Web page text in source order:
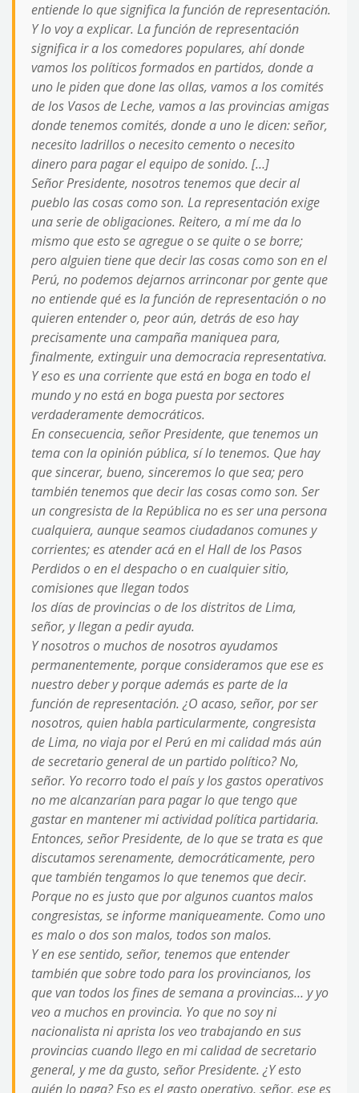
entiende lo que significa la función de representación.
Y lo voy a explicar. La función de representación
significa ir a los comedores populares, ahí donde
vamos los políticos formados en partidos, donde a
uno le piden que done las ollas, vamos a los comités
de los Vasos de Leche, vamos a las provincias amigas
donde tenemos comités, donde a uno le dicen: señor,
necesito ladrillos o necesito cemento o necesito
dinero para pagar el equipo de sonido. […]
Señor Presidente, nosotros tenemos que decir al
pueblo las cosas como son. La representación exige
una serie de obligaciones. Reitero, a mí me da lo
mismo que esto se agregue o se quite o se borre;
pero alguien tiene que decir las cosas como son en el
Perú, no podemos dejarnos arrinconar por gente que
no entiende qué es la función de representación o no
quieren entender o, peor aún, detrás de eso hay
precisamente una campaña maniquea para,
finalmente, extinguir una democracia representativa.
Y eso es una corriente que está en boga en todo el
mundo y no está en boga puesta por sectores
verdaderamente democráticos.
En consecuencia, señor Presidente, que tenemos un
tema con la opinión pública, sí lo tenemos. Que hay
que sincerar, bueno, sinceremos lo que sea; pero
también tenemos que decir las cosas como son. Ser
un congresista de la República no es ser una persona
cualquiera, aunque seamos ciudadanos comunes y
corrientes; es atender acá en el Hall de los Pasos
Perdidos o en el despacho o en cualquier sitio,
comisiones que llegan todos
los días de provincias o de los distritos de Lima,
señor, y llegan a pedir ayuda.
Y nosotros o muchos de nosotros ayudamos
permanentemente, porque consideramos que ese es
nuestro deber y porque además es parte de la
función de representación. ¿O acaso, señor, por ser
nosotros, quien habla particularmente, congresista
de Lima, no viaja por el Perú en mi calidad más aún
de secretario general de un partido político? No,
señor. Yo recorro todo el país y los gastos operativos
no me alcanzarían para pagar lo que tengo que
gastar en mantener mi actividad política partidaria.
Entonces, señor Presidente, de lo que se trata es que
discutamos serenamente, democráticamente, pero
que también tengamos lo que tenemos que decir.
Porque no es justo que por algunos cuantos malos
congresistas, se informe maniqueamente. Como uno
es malo o dos son malos, todos son malos.
Y en ese sentido, señor, tenemos que entender
también que sobre todo para los provincianos, los
que van todos los fines de semana a provincias… y yo
veo a muchos en provincia. Yo que no soy ni
nacionalista ni aprista los veo trabajando en sus
provincias cuando llego en mi calidad de secretario
general, y me da gusto, señor Presidente. ¿Y esto
quién lo paga? Eso es el gasto operativo, señor, ese es